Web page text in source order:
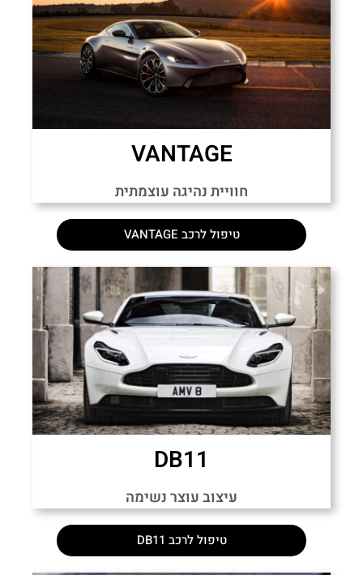
VANTAGE
חוויית נהיגה עוצמתית
טיפול לרכב VANTAGE
DB11
עיצוב עוצר נשימה
טיפול לרכב DB11